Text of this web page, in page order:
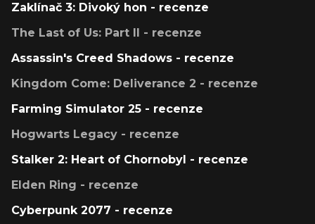
Zaklínač 3: Divoký hon - recenze
The Last of Us: Part II - recenze
Assassin's Creed Shadows - recenze
Kingdom Come: Deliverance 2 - recenze
Farming Simulator 25 - recenze
Hogwarts Legacy - recenze
Stalker 2: Heart of Chornobyl - recenze
Elden Ring - recenze
Cyberpunk 2077 - recenze